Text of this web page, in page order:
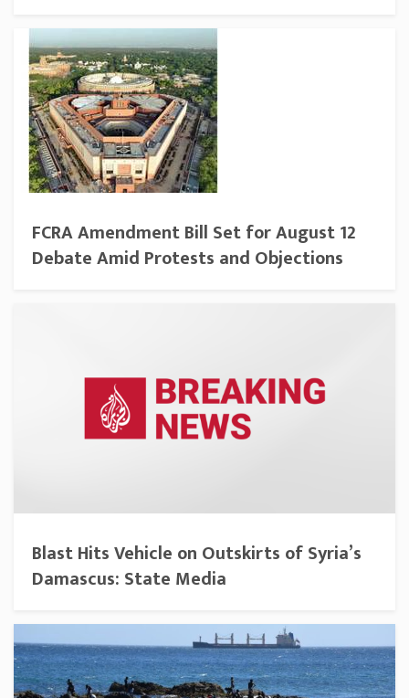
FCRA Amendment Bill Set for August 12
Debate Amid Protests and Objections
Blast Hits Vehicle on Outskirts of Syria’s
Damascus: State Media